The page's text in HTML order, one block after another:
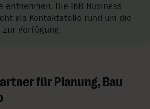
entnehmen. Die IBB Business
als Kontaktstelle rund um die
Verfügung.
für Planung, Bau